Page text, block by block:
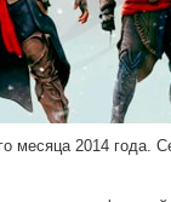
месяца 2014 года.